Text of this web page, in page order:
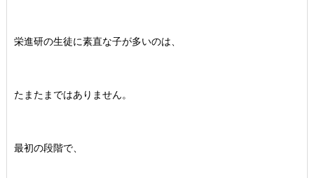
栄進研の生徒に素直な子が多いのは、
たまたまではありません。
最初の段階で、